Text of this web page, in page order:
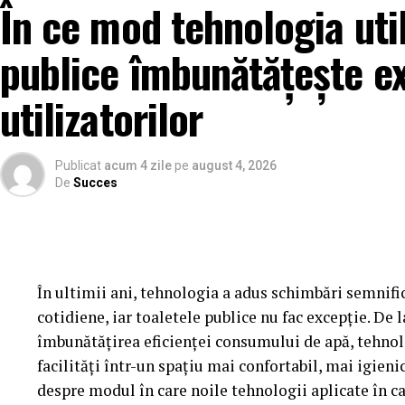
În ce mod tehnologia
publice îmbunătățește
utilizatorilor
Publicat acum 4 zile pe august 4, 2026
De Succes
În ultimii ani, tehnologia a adus schimbări
cotidiene, iar toaletele publice nu fac excepție. De
îmbunătățirea eficienței consumului de apă,
facilități într-un spațiu mai confortabil, mai
despre modul în care noile tehnologii aplicate în